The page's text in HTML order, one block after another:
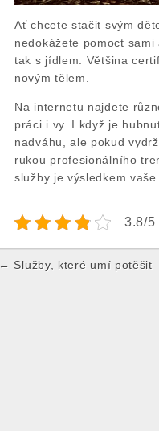
Ať chcete stačit svým
nedokážete pomoct
tak s jídlem. Většina
novým tělem.
Na internetu najdete
práci i vy. I když je
nadváhu, ale pokud
rukou profesionálního
služby je výsledkem
3.8/5
Post
← Služby, které umí potěšit